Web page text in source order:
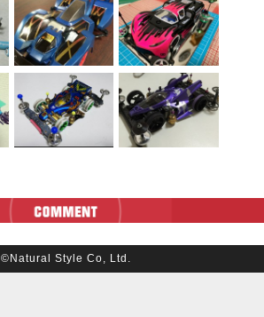
©Natural Style Co, Ltd.